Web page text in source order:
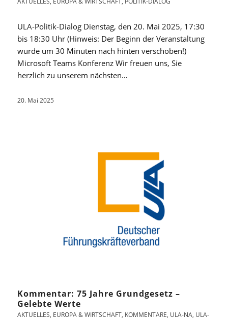
ULA-Politik-Dialog Dienstag, den 20. Mai 2025, 17:30
bis 18:30 Uhr (Hinweis: Der Beginn der Veranstaltung
wurde um 30 Minuten nach hinten verschoben!)
Microsoft Teams Konferenz Wir freuen uns, Sie
herzlich zu unserem nächsten…
20. Mai 2025
Kommentar: 75 Jahre Grundgesetz –
Gelebte Werte
AKTUELLES, EUROPA & WIRTSCHAFT, KOMMENTARE, ULA-NA, ULA-